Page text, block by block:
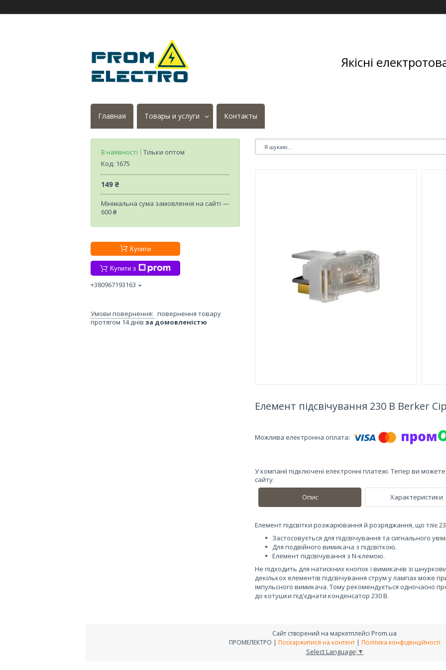
Якісні
Главная Товары и услуги Контакты
Елемент підсвічування 230 В Berker
У компанії підключені електронні платежі. Тепер ви
сайту.
Опис
Характеристики
Елемент підсвітки розжарювання й розряджання, що тліє
Застосовується для підсвічування та сигнального
Для подвійного вимикача з підсвіткою.
Елемент підсвічування з N-клемою.
Не підходить для натискних кнопок і вимикачів зі
декількох елементів підсвічування струм у лампах може
імпульсного вимикача. Тому рекомендується одночасно
до котушки під'єднати конденсатор 230 В.
В наявності
Тільки оптом
Код: 1675
149 ₴
Мінімальна сума замовлення на сайті —
600 ₴
Купити
Купити з
+380967193163
повернення товару
протягом 14 днів за домовленістю
Сайт створений на маркетплейсі Prom.ua
ПРОМЕЛЕКТРО | Поскаржитися на контент | Політика конфіденційності
Select Language ▼